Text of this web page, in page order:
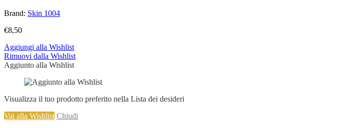
Brand: Skin 1004
€8,50
Aggiungi alla Wishlist
Rimuovi dalla Wishlist
Aggiunto alla Wishlist
Visualizza il tuo prodotto preferito nella Lista dei desideri
Vai alla Wishlist Chiudi